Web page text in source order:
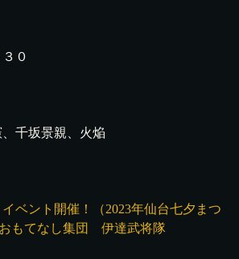
０
千坂景親、火焔
ベント開催！（2023年仙台七夕まつ
もてなし集団 伊達武将隊